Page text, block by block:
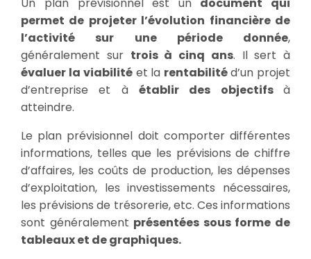
permet de projeter l’évolution financière de
l’activité sur une période donnée,
généralement sur trois à cinq ans. Il sert à
évaluer la viabilitéet la rentabilitéd’un projet
d’entreprise et à établir des objectifs à
atteindre.
Le plan prévisionnel doit comporter différentes
informations, telles que les prévisions de chiffre
d’affaires, les coûts de production, les dépenses
d’exploitation, les investissements nécessaires,
les prévisions de trésorerie, etc. Ces informations
sont généralement présentées sous forme de
tableaux et de graphiques.